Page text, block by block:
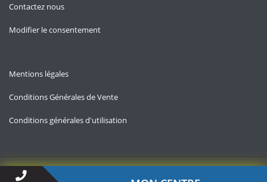
Contactez nous
Modifier le consentement
Mentions légales
Conditions Générales de Vente
Conditions générales d'utilisation
Copyright © 2026 — Allo-chomage.fr